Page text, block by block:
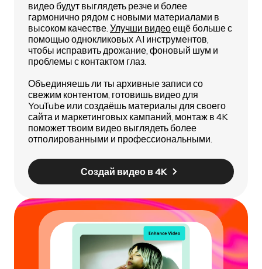
видео будут выглядеть резче и более
гармонично рядом с новыми материалами в
высоком качестве. Улучши видеоещё больше с
помощью однокликовых AI инструментов,
чтобы исправить дрожание, фоновый шум и
проблемы с контактом глаз.
Объединяешь ли ты архивные записи со
свежим контентом, готовишь видео для
YouTube или создаёшь материалы для своего
сайта и маркетинговых кампаний, монтаж в 4K
поможет твоим видео выглядеть более
отполированными и профессиональными.
Создай видео в 4K